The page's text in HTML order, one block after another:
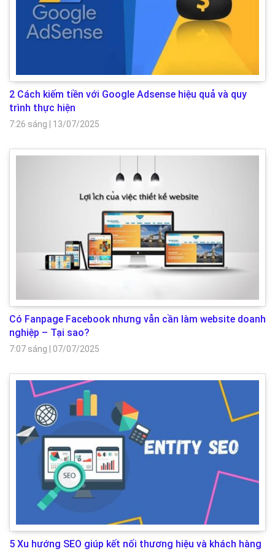
2 Cách kiếm tiền với Google Adsense hiệu quả và quy
trình thực hiện
7:26 sáng 13/07/2025
Có Fanpage Facebook nhưng vẫn cần làm website doanh
nghiệp – Tại sao?
7:07 sáng 07/07/2025
5 Xu hướng SEO giúp kết nối thương hiệu và khách hàng